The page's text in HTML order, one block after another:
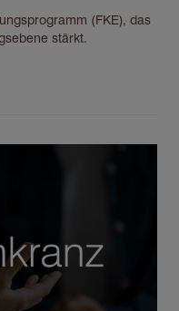
(FKE), das
stärkt.